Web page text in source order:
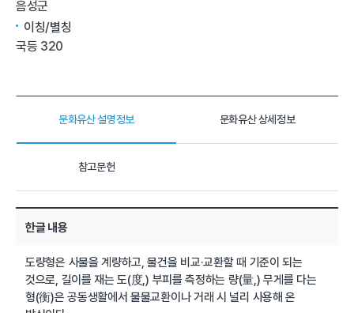
음성군
이칭/별칭
국등 320
문화유산 설명정보 문화유산 상세정보
참고문헌
한글 내용
도량형은 사물을 계량하고, 물건을 비교·교환할 때 기준이 되는
것으로, 길이를 재는 도(度,) 부피를 측정하는 량(量,) 무게를 다는
형(衡)은 공동생활에서 물물교환이나 거래 시 널리 사용해 온